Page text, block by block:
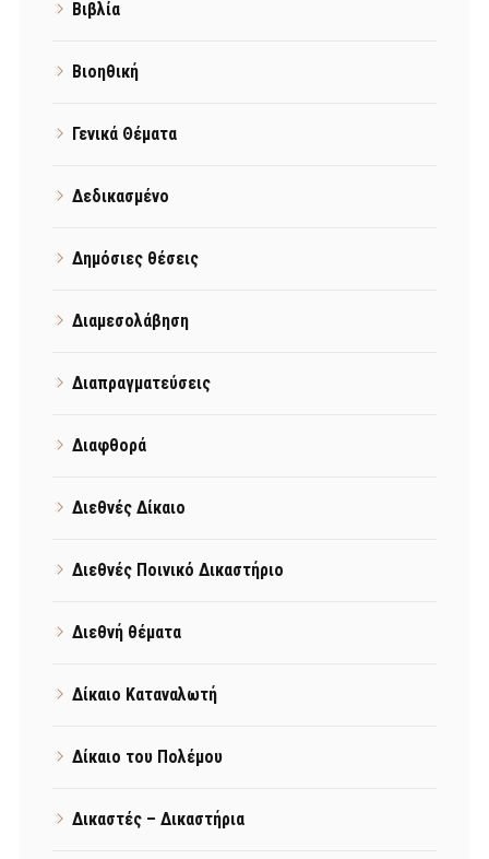
Βιβλία
Βιοηθική
Γενικά Θέματα
Δεδικασμένο
Δημόσιες θέσεις
Διαμεσολάβηση
Διαπραγματεύσεις
Διαφθορά
Διεθνές Δίκαιο
Διεθνές Ποινικό Δικαστήριο
Διεθνή θέματα
Δίκαιο Καταναλωτή
Δίκαιο του Πολέμου
Δικαστές – Δικαστήρια